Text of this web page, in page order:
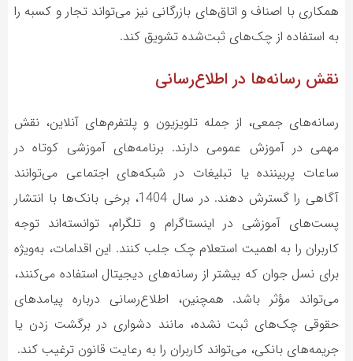
همکاری با اصناف و اتاق‌های بازرگانی نیز می‌تواند تجار و کسبه را
به استفاده از چک‌های ثبت‌شده تشویق کند.
نقش رسانه‌ها در اطلاع‌رسانی
رسانه‌های جمعی، از جمله تلویزیون و پلتفرم‌های آنلاین، نقش
مهمی در آموزش عمومی دارند. برنامه‌های آموزشی کوتاه در
ساعات پربیننده یا تبلیغات در شبکه‌های اجتماعی می‌توانند
آگاهی را گسترش دهند. در سال 1404، برخی بانک‌ها با انتشار
پست‌های آموزشی در اینستاگرام و تلگرام، توانسته‌اند توجه
کاربران را به اهمیت استعلام چک جلب کنند. این اقدامات، به‌ویژه
برای نسل جوان که بیشتر از رسانه‌های دیجیتال استفاده می‌کنند،
می‌تواند مؤثر باشد. همچنین، اطلاع‌رسانی درباره پیامدهای
حقوقی چک‌های ثبت نشده، مانند دشواری در برگشت زدن یا
جریمه‌های بانکی، می‌تواند کاربران را به رعایت قانون ترغیب کند.